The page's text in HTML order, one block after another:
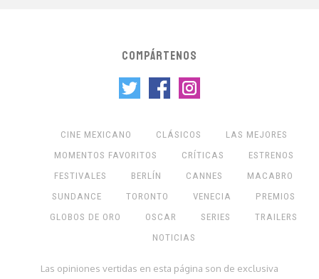
COMPÁRTENOS
CINE MEXICANO CLÁSICOS
LAS MEJORES
MOMENTOS FAVORITOS
CRÍTICAS
ESTRENOS
FESTIVALES
BERLÍN CANNES
MACABRO
SUNDANCE
TORONTO VENECIA
PREMIOS
GLOBOS DE ORO
OSCAR SERIES
TRAILERS
NOTICIAS
Las opiniones vertidas en esta página son de exclusiva